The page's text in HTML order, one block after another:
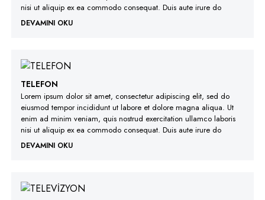
nisi ut aliquip ex ea commodo consequat. Duis aute irure do
DEVAMINI OKU
TELEFON
Lorem ipsum dolor sit amet, consectetur adipiscing elit, sed do
eiusmod tempor incididunt ut labore et dolore magna aliqua. Ut
enim ad minim veniam, quis nostrud exercitation ullamco laboris
nisi ut aliquip ex ea commodo consequat. Duis aute irure do
DEVAMINI OKU